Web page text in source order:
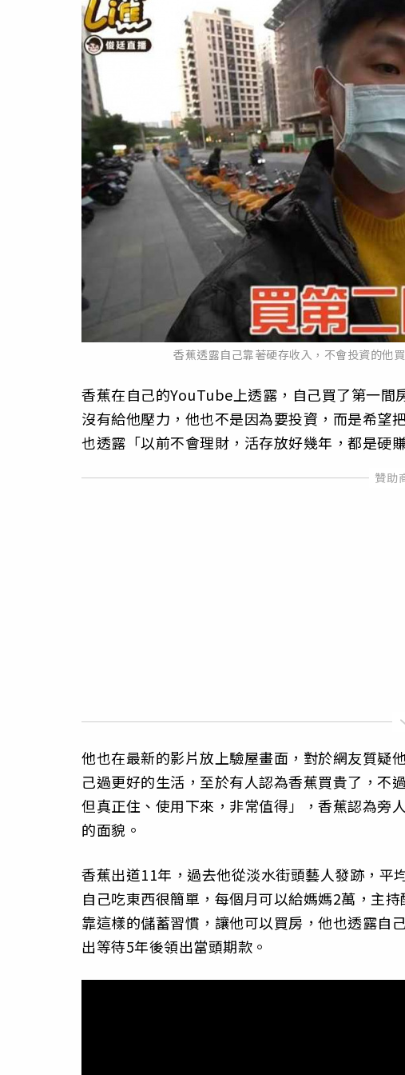
香蕉透露自己靠著硬存收入，不會投資的他
香蕉在自己的YouTube上透露，自己買了第一
沒有給他壓力，他也不是因為要投資，而是希望
也透露「以前不會理財，活存放好幾年，都是硬
他也在最新的影片放上驗屋畫面，對於網友質疑
己過更好的生活，至於有人認為香蕉買貴了，不
但真正住、使用下來，非常值得」，香蕉認為旁
的面貌。
香蕉出道11年，過去他從淡水街頭藝人發跡，平
自己吃東西很簡單，每個月可以給媽媽2萬，主
靠這樣的儲蓄習慣，讓他可以買房，他也透露
出等待5年後領出當頭期款。